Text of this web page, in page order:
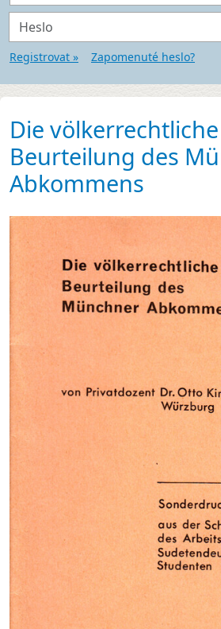
Heslo
Registrovat » Zapomenuté heslo?
Die völkerrechtliche
Beurteilung des
Abkommens